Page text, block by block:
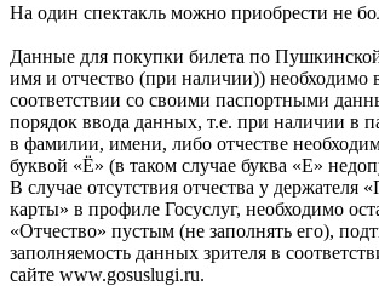
На один спектакль можно приобрести не
Данные для покупки билета по
имя и отчество (при наличии)) необходимо
соответствии со своими паспортными
порядок ввода данных, т.е. при наличии в
в фамилии, имени, либо отчестве
буквой «Ё» (в таком случае буква «Е»
В случае отсутствия отчества у держателя
карты» в профиле Госуслуг, необходимо
«Отчество» пустым (не заполнять его),
заполняемость данных зрителя в
сайте www.gosuslugi.ru.